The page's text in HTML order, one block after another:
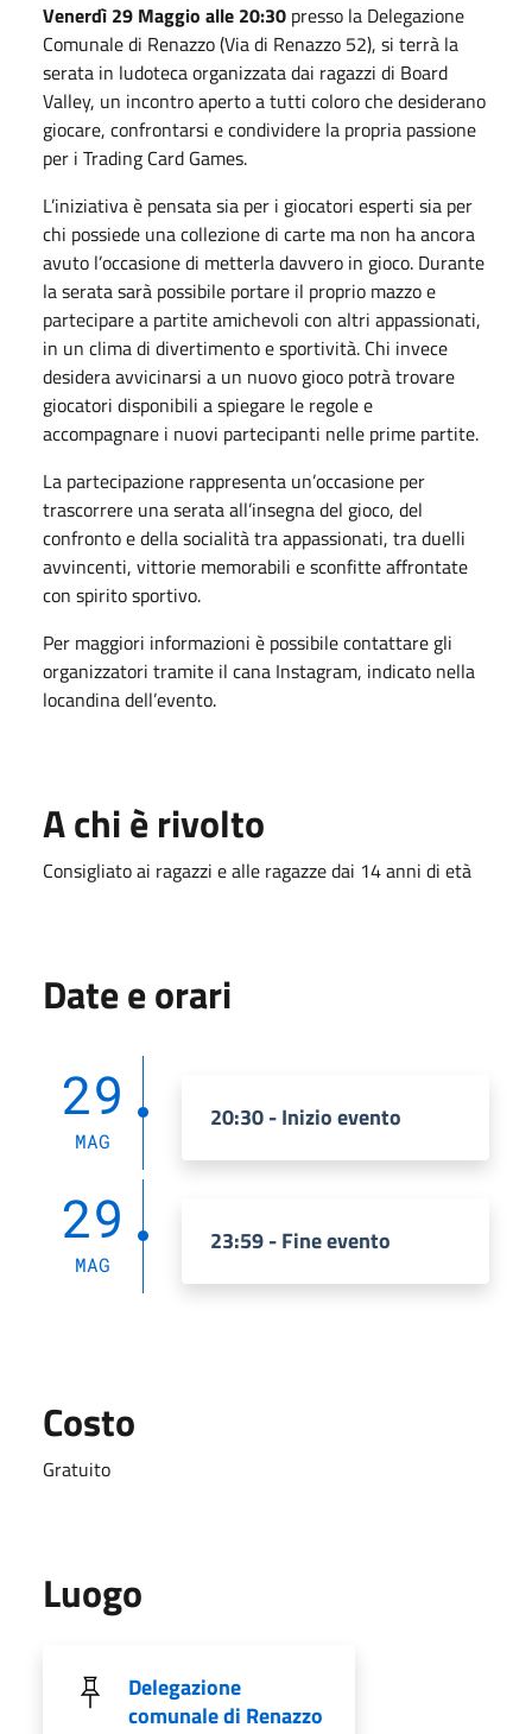
Venerdì 29 Maggio alle 20:30 presso la Delegazione
Comunale di Renazzo (Via di Renazzo 52), si terrà la
serata in ludoteca organizzata dai ragazzi di Board
Valley, un incontro aperto a tutti coloro che desiderano
giocare, confrontarsi e condividere la propria passione
per i Trading Card Games.
L’iniziativa è pensata sia per i giocatori esperti sia per
chi possiede una collezione di carte ma non ha ancora
avuto l’occasione di metterla davvero in gioco. Durante
la serata sarà possibile portare il proprio mazzo e
partecipare a partite amichevoli con altri appassionati,
in un clima di divertimento e sportività. Chi invece
desidera avvicinarsi a un nuovo gioco potrà trovare
giocatori disponibili a spiegare le regole e
accompagnare i nuovi partecipanti nelle prime partite.
La partecipazione rappresenta un’occasione per
trascorrere una serata all’insegna del gioco, del
confronto e della socialità tra appassionati, tra duelli
avvincenti, vittorie memorabili e sconfitte affrontate
con spirito sportivo.
Per maggiori informazioni è possibile contattare gli
organizzatori tramite il cana Instagram, indicato nella
locandina dell’evento.
A chi è rivolto
Consigliato ai ragazzi e alle ragazze dai 14 anni di età
Date e orari
29
MAG
20:30 - Inizio evento
29
MAG
23:59 - Fine evento
Costo
Gratuito
Luogo
Delegazione
comunale di Renazzo